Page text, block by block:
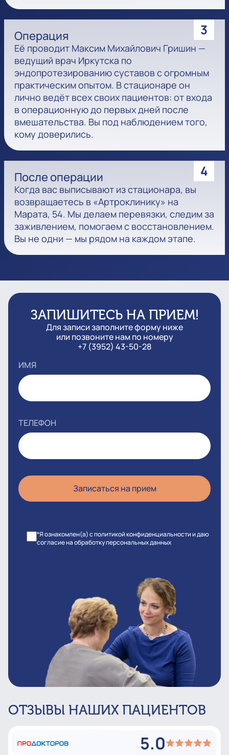
3
Операция
Её проводит Максим Михайлович Гришин —
ведущий врач Иркутска по
эндопротезированию суставов с огромным
практическим опытом. В стационаре он
лично ведёт всех своих пациентов: от входа
в операционную до первых дней после
вмешательства. Вы под наблюдением того,
кому доверились.
4
После операции
Когда вас выписывают из стационара, вы
возвращаетесь в «Артроклинику» на
Марата, 54. Мы делаем перевязки, следим за
заживлением, помогаем с восстановлением.
Вы не одни — мы рядом на каждом этапе.
ЗАПИШИТЕСЬ НА ПРИЕМ!
Для записи заполните форму ниже
или позвоните нам по номеру
+7 (3952) 43-50-28
ИМЯ
ТЕЛЕФОН
*Я ознакомлен(а) с политикой конфиденциальности и даю
согласие на обработку персональных данных
ОТЗЫВЫ НАШИХ ПАЦИЕНТОВ
5.0